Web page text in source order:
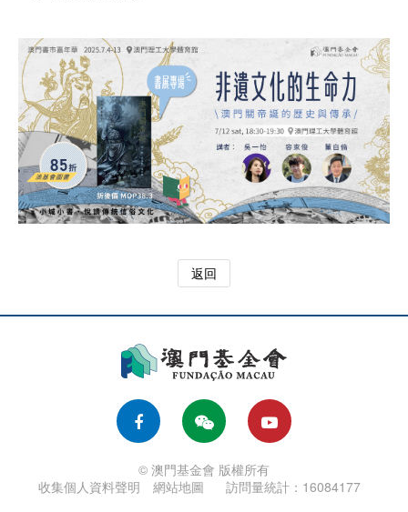
返回
© 澳門基金會 版權所有
收集個人資料聲明
網站地圖 訪問量統計：16084177